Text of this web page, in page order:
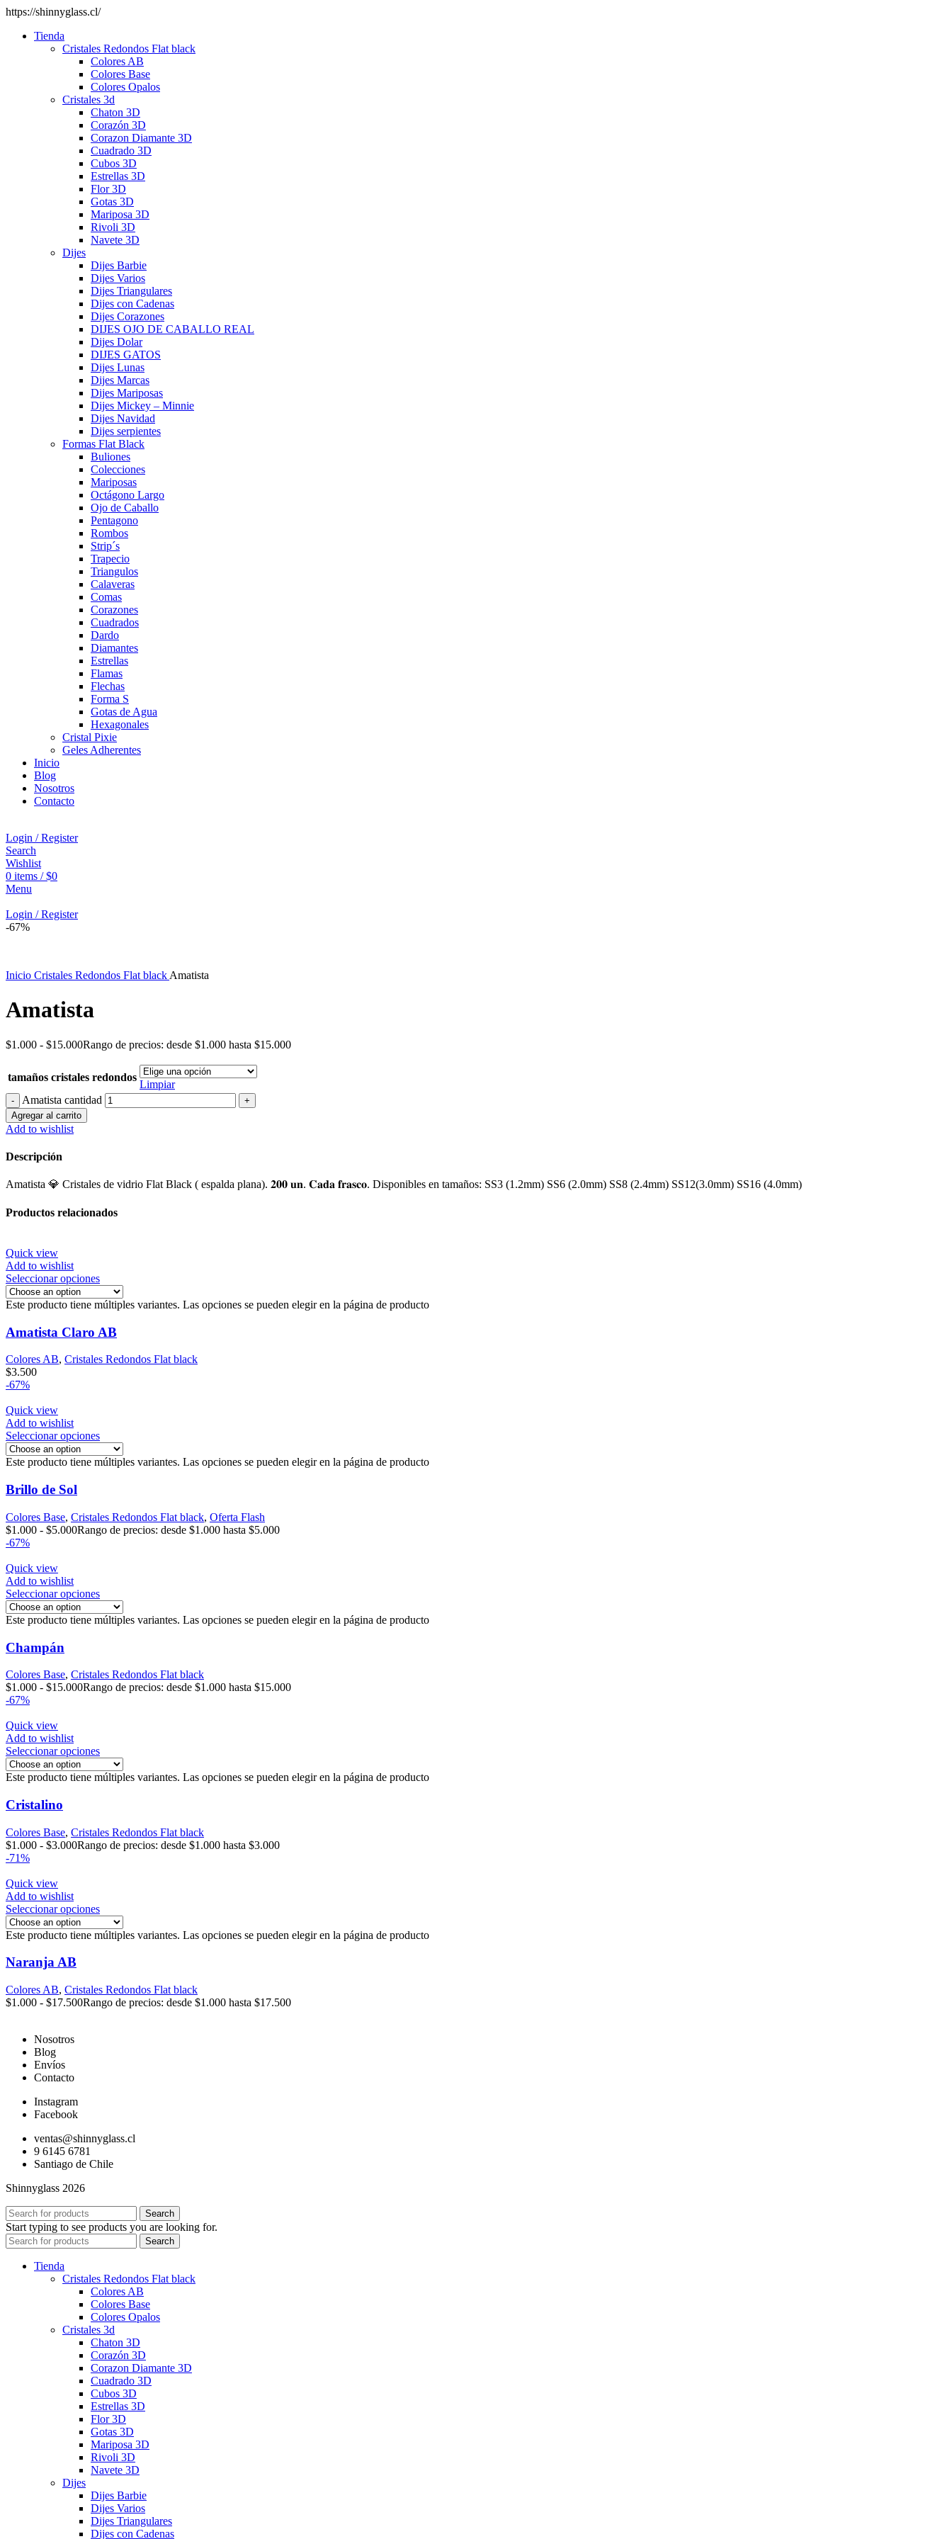
https://shinnyglass.cl/
Tienda
Cristales Redondos Flat black
Colores AB
Colores Base
Colores Opalos
Cristales 3d
Chaton 3D
Corazón 3D
Corazon Diamante 3D
Cuadrado 3D
Cubos 3D
Estrellas 3D
Flor 3D
Gotas 3D
Mariposa 3D
Rivoli 3D
Navete 3D
Dijes
Dijes Barbie
Dijes Varios
Dijes Triangulares
Dijes con Cadenas
Dijes Corazones
DIJES OJO DE CABALLO REAL
Dijes Dolar
DIJES GATOS
Dijes Lunas
Dijes Marcas
Dijes Mariposas
Dijes Mickey – Minnie
Dijes Navidad
Dijes serpientes
Formas Flat Black
Buliones
Colecciones
Mariposas
Octágono Largo
Ojo de Caballo
Pentagono
Rombos
Strip´s
Trapecio
Triangulos
Calaveras
Comas
Corazones
Cuadrados
Dardo
Diamantes
Estrellas
Flamas
Flechas
Forma S
Gotas de Agua
Hexagonales
Cristal Pixie
Geles Adherentes
Inicio
Blog
Nosotros
Contacto
Login / Register
Search
Wishlist
0 items / $0
Menu
Login / Register
-67%
Inicio Cristales Redondos Flat black Amatista
Amatista
$1.000 - $15.000Rango de precios: desde $1.000 hasta $15.000
tamaños cristales redondos
Limpiar
Amatista cantidad
Agregar al carrito
Add to wishlist
Descripción
Amatista 💎 Cristales de vidrio Flat Black ( espalda plana). 𝟐𝟎𝟎 𝐮𝐧. 𝐂𝐚𝐝𝐚 𝐟𝐫𝐚𝐬𝐜𝐨. Disponibles en tamaños: SS3 (1.2mm) SS6 (2.0mm) SS8 (2.4mm) SS12(3.0mm) SS16 (4.0mm)
Productos relacionados
Quick view
Add to wishlist
Seleccionar opciones
Este producto tiene múltiples variantes. Las opciones se pueden elegir en la página de producto
Amatista Claro AB
Colores AB, Cristales Redondos Flat black
$3.500
-67%
Quick view
Add to wishlist
Seleccionar opciones
Este producto tiene múltiples variantes. Las opciones se pueden elegir en la página de producto
Brillo de Sol
Colores Base, Cristales Redondos Flat black, Oferta Flash
$1.000 - $5.000Rango de precios: desde $1.000 hasta $5.000
-67%
Quick view
Add to wishlist
Seleccionar opciones
Este producto tiene múltiples variantes. Las opciones se pueden elegir en la página de producto
Champán
Colores Base, Cristales Redondos Flat black
$1.000 - $15.000Rango de precios: desde $1.000 hasta $15.000
-67%
Quick view
Add to wishlist
Seleccionar opciones
Este producto tiene múltiples variantes. Las opciones se pueden elegir en la página de producto
Cristalino
Colores Base, Cristales Redondos Flat black
$1.000 - $3.000Rango de precios: desde $1.000 hasta $3.000
-71%
Quick view
Add to wishlist
Seleccionar opciones
Este producto tiene múltiples variantes. Las opciones se pueden elegir en la página de producto
Naranja AB
Colores AB, Cristales Redondos Flat black
$1.000 - $17.500Rango de precios: desde $1.000 hasta $17.500
Nosotros
Blog
Envíos
Contacto
Instagram
Facebook
ventas@shinnyglass.cl
9 6145 6781
Santiago de Chile
Shinnyglass 2026
Search
Start typing to see products you are looking for.
Search
Tienda
Cristales Redondos Flat black
Colores AB
Colores Base
Colores Opalos
Cristales 3d
Chaton 3D
Corazón 3D
Corazon Diamante 3D
Cuadrado 3D
Cubos 3D
Estrellas 3D
Flor 3D
Gotas 3D
Mariposa 3D
Rivoli 3D
Navete 3D
Dijes
Dijes Barbie
Dijes Varios
Dijes Triangulares
Dijes con Cadenas